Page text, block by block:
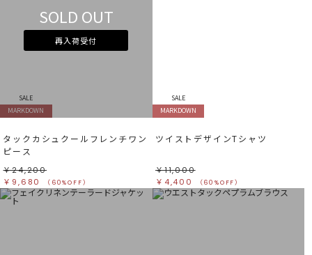
SOLD OUT
再入荷受付
SALE
MARKDOWN
タックカシュクールフレンチワン
ピース
￥24,200
￥9,680
（60%OFF）
SALE
MARKDOWN
ツイストデザインTシャツ
￥11,000
￥4,400
（60%OFF）